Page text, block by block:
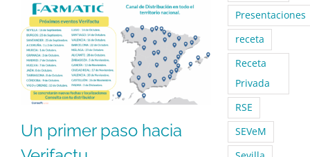
Un primer paso hacia
Presentaciones
receta
Receta
Privada
RSE
SEVeM